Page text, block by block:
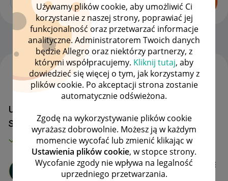
Używamy plików cookie, aby umożliwić Ci
korzystanie z naszej strony, poprawiać jej
funkcjonalność oraz przetwarzać informacje
analityczne. Administratorem Twoich danych
będzie Allegro oraz niektórzy partnerzy, z
którymi współpracujemy. Kliknij tutaj, aby
dowiedzieć się więcej o tym, jak korzystamy z
plików cookie. Po akceptacji strona zostanie
automatycznie odświeżona.
Zgodę na wykorzystywanie plików cookie
wyrażasz dobrowolnie. Możesz ją w każdym
momencie wycofać lub zmienić klikając w
Ustawienia plików cookie, w stopce strony.
Wycofanie zgody nie wpływa na legalność
uprzedniego przetwarzania.
Sprzedający o Allegro Lokalnie OPCJE
ustawienia konta nie pozwalają na
sprzedaż - przyjęcie wpłaty
MAMY ROZWIĄZANIE!
andd
#2 Obserwator
WSZYSTKIE TEMATY